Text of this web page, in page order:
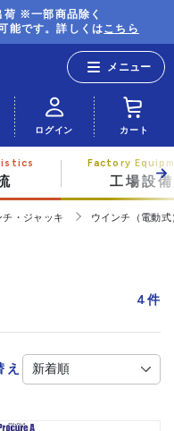
荷 ※一部商品除く
能です。詳しくはこちら
ログイン カート
工場設備
チ・ジャッキ ウインチ（電動式
4件
え